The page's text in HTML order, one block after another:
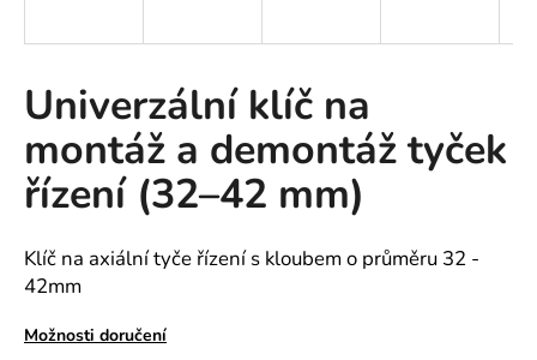
Univerzální klíč na
montáž a demontáž tyček
řízení (32–42 mm)
Klíč na axiální tyče řízení s kloubem o průměru 32 -
42mm
Možnosti doručení
í
t
?